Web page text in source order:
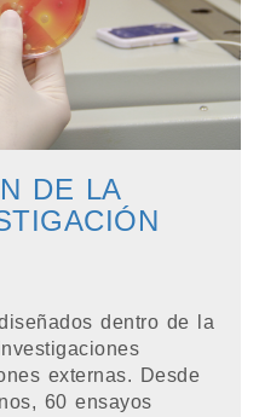
DE LA
dentro de la
externas. Desde
60 ensayos